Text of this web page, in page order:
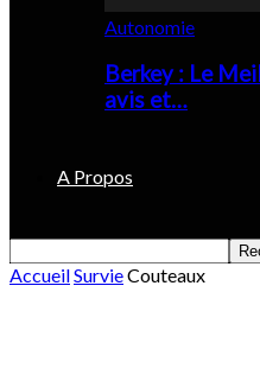
Autonomie
Berkey : Le
avis et…
A Propos
AccueilSurvieCouteaux